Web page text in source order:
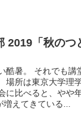
2019「秋のつ
酷暑。 それでも講
場所は東京大学理
に比べると、やや
増えてきている...